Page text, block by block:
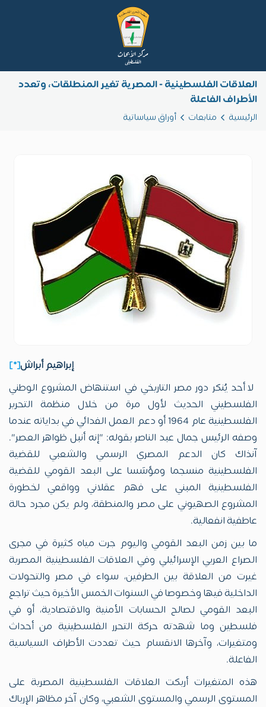
العلاقات الفلسطينية - المصرية تغير المنطلقات، وتعدد
الأطراف الفاعلة
الرئيسية متابعات أوراق سياساتية
إبراهيم أبراش[*]
لا أحد يُنكر دور مصر التاريخي في استنهاض المشروع الوطني
الفلسطيني الحديث لأول مرة من خلال منظمة التحرير
الفلسطينية عام 1964 أو دعم العمل الفدائي في بداياته عندما
وصفه الرئيس جمال عبد الناصر بقوله: "إنه أنبل ظواهر العصر".
آنذاك كان الدعم المصري الرسمي والشعبي للقضية
الفلسطينية منسجما ومؤسَسا على البعد القومي للقضية
الفلسطينية المبني على فهم عقلاني وواقعي لخطورة
المشروع الصهيوني على مصر والمنطقة، ولم يكن مجرد حالة
عاطفية انفعالية.
ما بين زمن البعد القومي واليوم جرت مياه كثيرة في مجرى
الصراع العربي الإسرائيلي وفي العلاقات الفلسطينية المصرية
غيرت من العلاقة بين الطرفين، سواء في مصر والتحولات
الداخلية فيها وخصوصا في السنوات الخمس الأخيرة حيث تراجع
البعد القومي لصالح الحسابات الأمنية والاقتصادية، أو في
فلسطين وما شهدته حركة التحرر الفلسطينية من أحداث
ومتغيرات، وآخرها الانقسام حيث تعددت الأطراف السياسية
الفاعلة.
هذه المتغيرات أربكت العلاقات الفلسطينية المصرية على
المستوى الرسمي والمستوى الشعبي، وكان آخر مظاهر الإرباك